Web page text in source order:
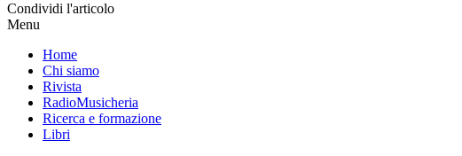
Condividi l'articolo
Menu
Home
Chi siamo
Rivista
RadioMusicheria
Ricerca e formazione
Libri